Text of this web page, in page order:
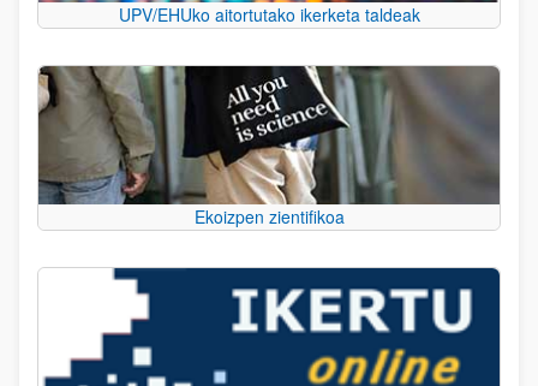
UPV/EHUko aitortutako ikerketa taldeak
Ekoizpen zientifikoa